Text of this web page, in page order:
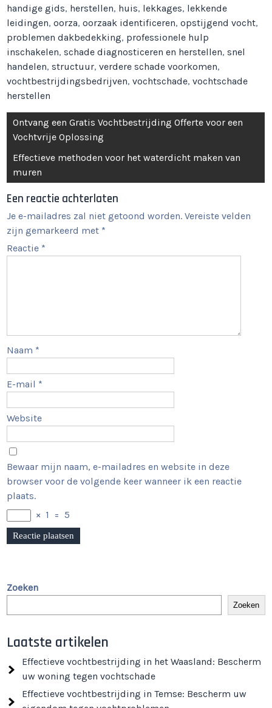
handige gids, herstellen, huis, lekkages, lekkende
leidingen,oorza,oorzaak identificeren,opstijgend vocht,
problemen dakbedekking, professionele hulp
inschakelen,schade diagnosticeren en herstellen,snel
handelen,structuur,verdere schade voorkomen,
vochtbestrijdingsbedrijven,vochtschade,vochtschade
herstellen
Berichtnavigatie
Ontvang een Gratis Vochtbestrijding Offerte voor een
Vochtvrije Oplossing
Effectieve methoden voor het waterdicht maken van
muren
Een reactie achterlaten
Je e-mailadres zal niet getoond worden. Vereiste velden
zijn gemarkeerd met *
Reactie *
Naam *
E-mail *
Website
Bewaar mijn naam, e-mailadres en website in deze
browser voor de volgende keer wanneer ik een reactie
plaats.
× 1 = 5
Zoeken
Zoeken
Laatste artikelen
Effectieve vochtbestrijding in het Waasland: Bescherm
uw woning tegen vochtschade
Effectieve vochtbestrijding in Temse: Bescherm uw